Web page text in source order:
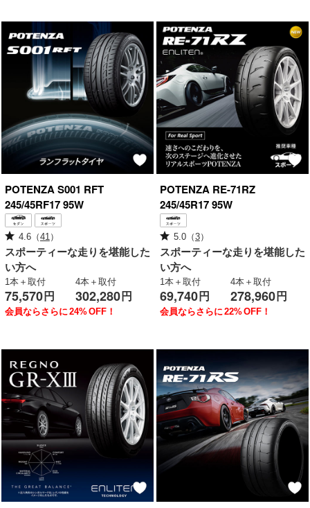
POTENZAS001 RFT
245/45RF17 95W
4.6（41 ）
スポーティーな走りを堪能した
い方へ
1本＋取付
75,570 円
4本＋取付
302,280 円
会員ならさらに 24%OFF！
POTENZA RE-71RZ
245/45R17 95W
5.0（3）
スポーティーな走りを堪能した
い方へ
1本＋取付
69,740 円
4本＋取付
278,960 円
会員ならさらに 22%OFF！